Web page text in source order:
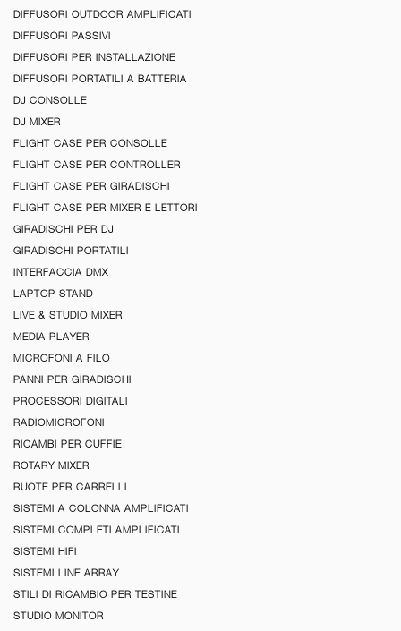
DIFFUSORI OUTDOOR AMPLIFICATI
DIFFUSORI PASSIVI
DIFFUSORI PER INSTALLAZIONE
DIFFUSORI PORTATILI A BATTERIA
DJ CONSOLLE
DJ MIXER
FLIGHT CASE PER CONSOLLE
FLIGHT CASE PER CONTROLLER
FLIGHT CASE PER GIRADISCHI
FLIGHT CASE PER MIXER E LETTORI
GIRADISCHI PER DJ
GIRADISCHI PORTATILI
INTERFACCIA DMX
LAPTOP STAND
LIVE & STUDIO MIXER
MEDIA PLAYER
MICROFONI A FILO
PANNI PER GIRADISCHI
PROCESSORI DIGITALI
RADIOMICROFONI
RICAMBI PER CUFFIE
ROTARY MIXER
RUOTE PER CARRELLI
SISTEMI A COLONNA AMPLIFICATI
SISTEMI COMPLETI AMPLIFICATI
SISTEMI HIFI
SISTEMI LINE ARRAY
STILI DI RICAMBIO PER TESTINE
STUDIO MONITOR